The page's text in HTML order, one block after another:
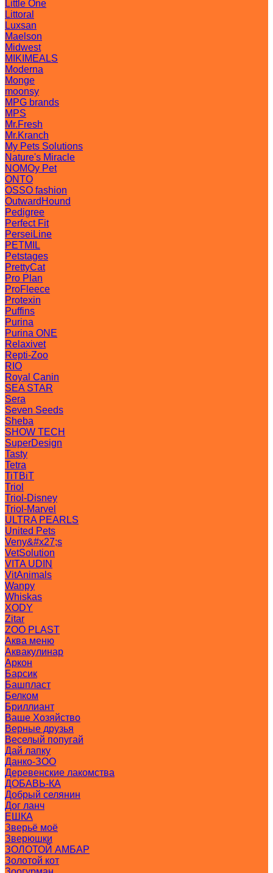
Little One
Littoral
Luxsan
Maelson
Midwest
MIKIMEALS
Moderna
Monge
moonsy
MPG brands
MPS
Mr.Fresh
Mr.Kranch
My Pets Solutions
Nature's Miracle
NOMOy Pet
ONTO
OSSO fashion
OutwardHound
Pedigree
Perfect Fit
PerseiLine
PETMIL
Petstages
PrettyCat
Pro Plan
ProFleece
Protexin
Puffins
Purina
Purina ONE
Relaxivet
Repti-Zoo
RIO
Royal Canin
SEA STAR
Sera
Seven Seeds
Sheba
SHOW TECH
SuperDesign
Tasty
Tetra
TiTBiT
Triol
Triol-Disney
Triol-Marvel
ULTRA PEARLS
United Pets
Veny&#x27;s
VetSolution
VITA UDIN
VitAnimals
Wanpy
Whiskas
XODY
Zitar
ZOO PLAST
Аква меню
Аквакулинар
Аркон
Барсик
Башпласт
Белком
Бриллиант
Ваше Хозяйство
Верные друзья
Веселый попугай
Дай лапку
Данко-ЗОО
Деревенские лакомства
ДОБАВЬ-КА
Добрый селянин
Дог ланч
ЕШКА
Зверьё моё
Зверюшки
ЗОЛОТОЙ АМБАР
Золотой кот